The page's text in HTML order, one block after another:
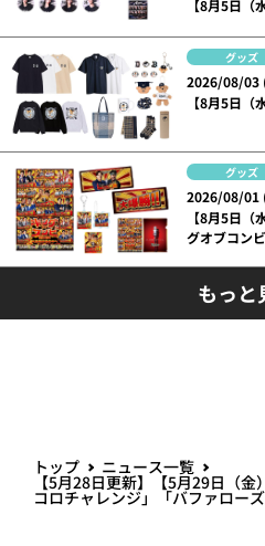
【8月5日
グッズ
2026/08/03
【8月5日
グッズ
2026/08/01
【8月5日
グオブコン
もっと
トップ ニュース一覧
【5月28日更新】【5月29日（
コロチャレンジ」「バファロー